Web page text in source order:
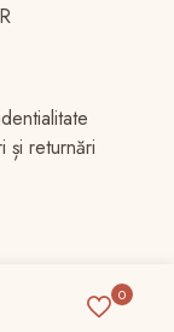
și returnări
0